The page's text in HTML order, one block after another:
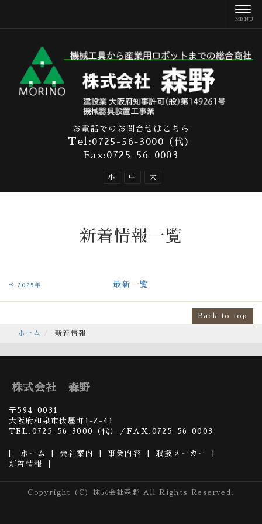
お電話でのお問合せはこちら
Tel:0725-56-3000 （代）
Fax:0725-56-0003
小 中 大
新着情報一覧
« 2025年 最新一覧
Back to top
ホーム 新着情報
株式会社 森野
〒594-0031
大阪府和泉市伏屋町1-2-41
TEL. 0725-56-3000（代） ／FAX.0725-56-0003
ホーム 会社案内 事業内容
取扱メーカー
新着情報
Copyright (C) 株式会社森野 All Rights Reserved.